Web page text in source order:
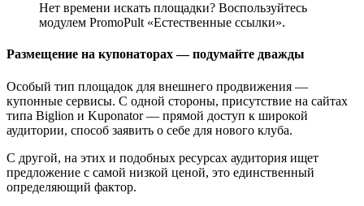
Нет времени искать площадки? Воспользуйтесь
модулем PromoPult «Естественные ссылки».
Размещение на купонаторах — подумайте дважды
Особый тип площадок для внешнего продвижения —
купонные сервисы. С одной стороны, присутствие на сайтах
типа Biglion и Kuponator — прямой доступ к широкой
аудитории, способ заявить о себе для нового клуба.
С другой, на этих и подобных ресурсах аудитория ищет
предложение с самой низкой ценой, это единственный
определяющий фактор.